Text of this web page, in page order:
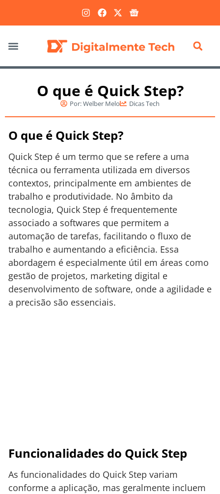
O que é Quick Step?
Por:Welber Melo Dicas Tech
O que é Quick Step?
Quick Step é um termo que se refere a uma
técnica ou ferramenta utilizada em diversos
contextos, principalmente em ambientes de
trabalho e produtividade. No âmbito da
tecnologia, Quick Step é frequentemente
associado a softwares que permitem a
automação de tarefas, facilitando o fluxo de
trabalho e aumentando a eficiência. Essa
abordagem é especialmente útil em áreas como
gestão de projetos, marketing digital e
desenvolvimento de software, onde a agilidade e
a precisão são essenciais.
Funcionalidades do Quick Step
As funcionalidades do Quick Step variam
conforme a aplicação, mas geralmente incluem